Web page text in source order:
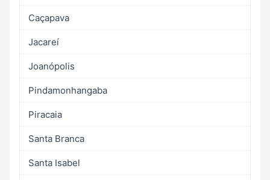
Caçapava
Jacareí
Joanópolis
Pindamonhangaba
Piracaia
Santa Branca
Santa Isabel